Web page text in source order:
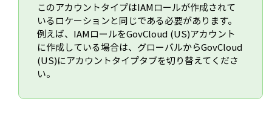
このアカウントタイプはIAMロールが作成されて
いるロケーションと同じである必要があります。
例えば、IAMロールをGovCloud (US)アカウント
に作成している場合は、グローバルからGovCloud
(US)にアカウントタイプタブを切り替えてくださ
い。